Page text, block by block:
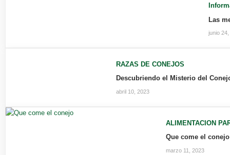
Las
junio
RAZAS DE CONEJOS
Descubriendo el Misterio del
abril 10, 2023
ALIMENTACION
Que come el conejo
marzo 11, 2023